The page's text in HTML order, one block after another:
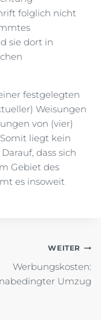
folglich nicht
sie dort in
festgelegten
Weisungen
von (vier)
liegt kein
dass sich
Gebiet des
es insoweit
WEITER
Werbungskosten:
Umzug